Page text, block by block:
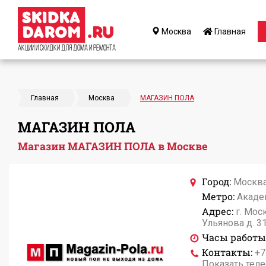
Акции и Скидки для дома и ремонта
Москва Главная
Главная Москва МАГАЗИН ПОЛА
МАГАЗИН ПОЛА
Магазин МАГАЗИН ПОЛА в Москве
Город:
Метро:
Адрес: г.
Ульянова д.
Часы
Контакты: